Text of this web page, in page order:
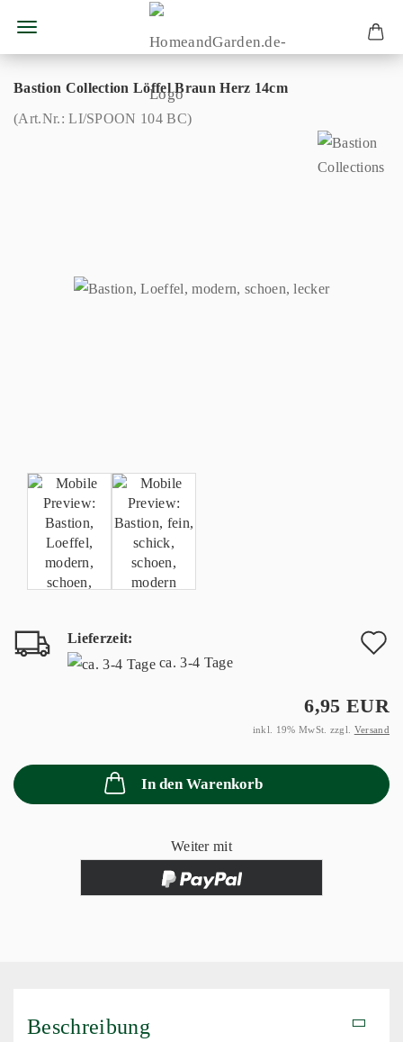
Bastion Collection Löffel Braun Herz 14cm
(Art.Nr.:LI/SPOON 104 BC)
Lieferzeit:
ca. 3-4 Tage
6,95 EUR
inkl. 19% MwSt. zzgl. Versand
In den Warenkorb
Weiter mit
Beschreibung